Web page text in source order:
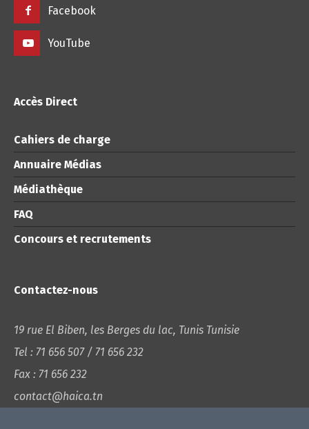
Facebook
YouTube
Accès Direct
Cahiers de charge
Annuaire Médias
Médiathèque
FAQ
Concours et recrutements
Contactez-nous
19 rue El Biben, les Berges du lac, Tunis Tunisie
Tel : 71 656 507 / 71 656 232
Fax : 71 656 232
contact@haica.tn